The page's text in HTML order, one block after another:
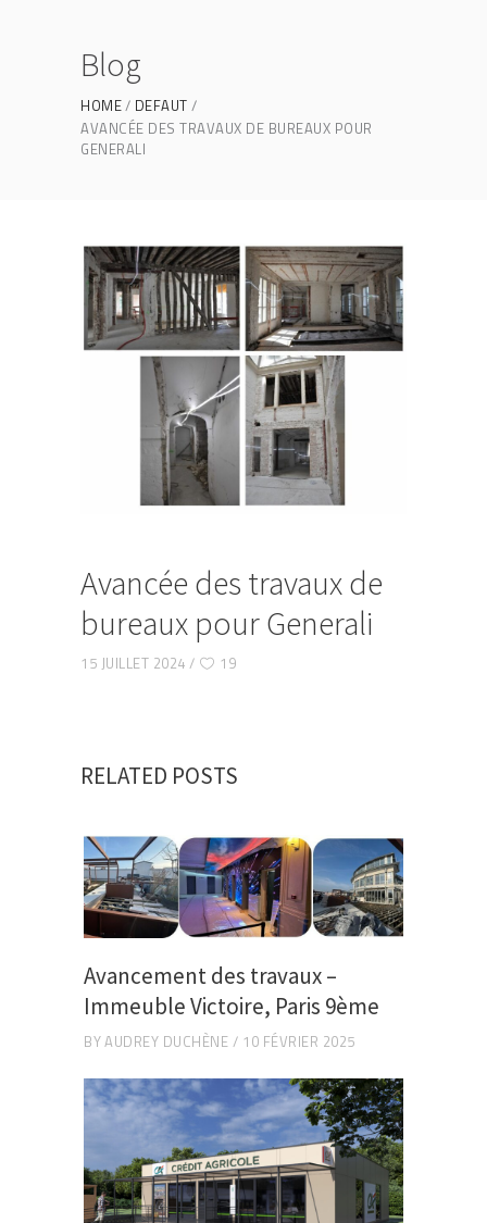
Blog
HOME
DEFAUT
AVANCÉE DES TRAVAUX DE BUREAUX POUR
GENERALI
Avancée des travaux de
bureaux pour Generali
15 JUILLET 2024 19
RELATED POSTS
Avancement des travaux –
Immeuble Victoire, Paris 9ème
BYAUDREY DUCHÈNE 10 FÉVRIER 2025